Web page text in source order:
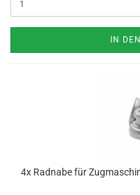
IN
4x Radnabe für